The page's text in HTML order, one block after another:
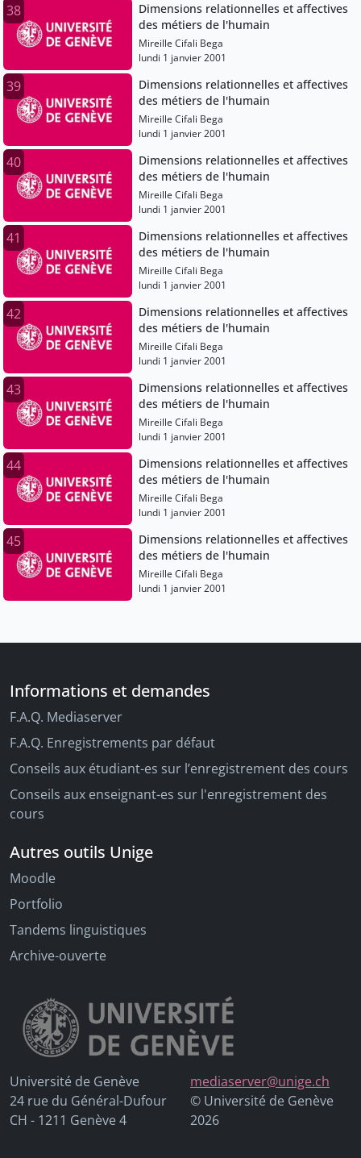
38
Dimensions relationnelles et affectives
des métiers de l'humain
Mireille Cifali Bega
lundi 1 janvier 2001
39
Dimensions relationnelles et affectives
des métiers de l'humain
Mireille Cifali Bega
lundi 1 janvier 2001
40
Dimensions relationnelles et affectives
des métiers de l'humain
Mireille Cifali Bega
lundi 1 janvier 2001
41
Dimensions relationnelles et affectives
des métiers de l'humain
Mireille Cifali Bega
lundi 1 janvier 2001
42
Dimensions relationnelles et affectives
des métiers de l'humain
Mireille Cifali Bega
lundi 1 janvier 2001
43
Dimensions relationnelles et affectives
des métiers de l'humain
Mireille Cifali Bega
lundi 1 janvier 2001
44
Dimensions relationnelles et affectives
des métiers de l'humain
Mireille Cifali Bega
lundi 1 janvier 2001
45
Dimensions relationnelles et affectives
des métiers de l'humain
Mireille Cifali Bega
lundi 1 janvier 2001
Informations et demandes
F.A.Q. Mediaserver
F.A.Q. Enregistrements par défaut
Conseils aux étudiant-es sur l’enregistrement des cours
Conseils aux enseignant-es sur l'enregistrement des
cours
Autres outils Unige
Moodle
Portfolio
Tandems linguistiques
Archive-ouverte
Université de Genève
24 rue du Général-Dufour
CH - 1211 Genève 4
mediaserver@unige.ch
© Université de Genève
2026